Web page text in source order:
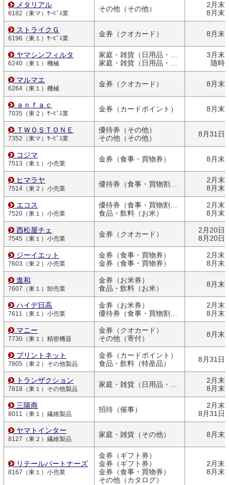
メタリアル
6182（東マ）ｻｰﾋﾞｽ業
その他（その他）
2月末
8月末
ストライクＧ
6196（東１）ｻｰﾋﾞｽ業
金券（クオカード） 8月末
ヤマシンフィルタ
6240（東１）機械
家庭・雑貨（日用品・文房具）
家庭・雑貨（日用品・文房具）
3月末
随時
マルマエ
6264（東１）機械
金券（クオカード） 8月末
ａｎｆａｃ
7035（東２）ｻｰﾋﾞｽ業
金券（カードポイント） 8月末
ＴＷＯＳＴＯＮＥ
7352（東マ）ｻｰﾋﾞｽ業
優待券（その他）
その他（その他）
8月31日
コジマ
7513（東１）小売業
金券（食事・買物券） 8月末
ヒマラヤ
7514（東２）小売業
優待券（食事・買物割引券）
2月末
8月末
エコス
7520（東１）小売業
優待券（食事・買物割引券）
食品・飲料（お米）
2月末
8月末
西松屋チェ
7545（東１）小売業
金券（クオカード）
2月20日
8月20日
ジーイエット
7603（東２）小売業
金券（食事・買物券）
金券（食事・買物券）
2月末
8月末
進和
7607（東１）卸売業
金券（お米券）
食品・飲料（お米）
8月末
ハイデ日高
7611（東１）小売業
金券（お米券）
優待券（食事・買物割引券）
2月末
8月末
マニー
7730（東１）精密機器
金券（クオカード）
その他（寄付）
8月末
プリントネット
7805（東２）その他製品
金券（カードポイント）
食品・飲料（特産品）
8月31日
トランザクション
7818（東１）その他製品
家庭・雑貨（日用品・文房具）
2月末
8月末
三陽商
8011（東１）繊維製品
招待（催事）
2月末
8月31日
ヤマトインター
8127（東２）繊維製品
家庭・雑貨（その他） 8月末
リテールパートナーズ
8167（東１）小売業
金券（ギフト券）
金券（ギフト券）
金券（食事・買物券）
その他（カタログ）
2月末
8月末